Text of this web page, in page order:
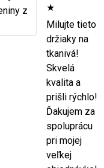
★
Milujte tieto
držiaky na
tkanivá!
Skvelá
kvalita a
prišli rýchlo!
Ďakujem za
spoluprácu
pri mojej
veľkej